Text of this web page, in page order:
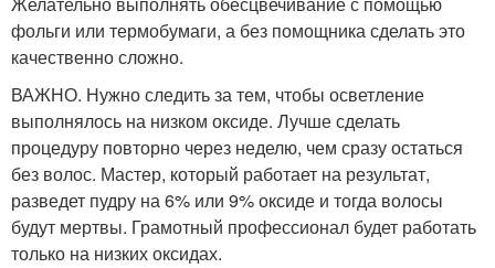
фольги или термобумаги, а без помощника сделать это
качественно сложно.
ВАЖНО. Нужно следить за тем, чтобы осветление
выполнялось на низком оксиде. Лучше сделать
процедуру повторно через неделю, чем сразу остаться
без волос. Мастер, который работает на результат,
разведет пудру на 6% или 9% оксиде и тогда волосы
будут мертвы. Грамотный профессионал будет работать
только на низких оксидах.